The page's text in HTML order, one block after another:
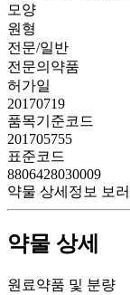
모양
원형
전문/일반
전문의약품
허가일
20170719
품목기준코드
201705755
표준코드
8806428030009
약물 상세정보 보
약물 상세
원료약품 및 분량